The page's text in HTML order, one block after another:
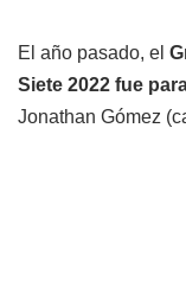
El año pasado, el
Siete 2022 fue
Jonathan Gómez